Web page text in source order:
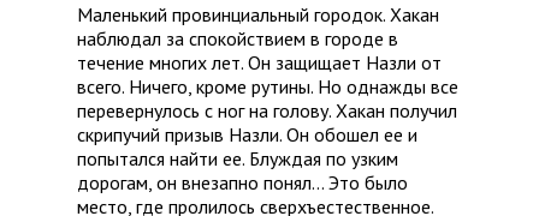
Маленький провинциальный городок. Хакан
наблюдал за спокойствием в городе в
течение многих лет. Он защищает Назли от
всего. Ничего, кроме рутины. Но однажды все
перевернулось с ног на голову. Хакан получил
скрипучий призыв Назли. Он обошел ее и
попытался найти ее. Блуждая по узким
дорогам, он внезапно понял... Это было
место, где пролилось сверхъестественное.